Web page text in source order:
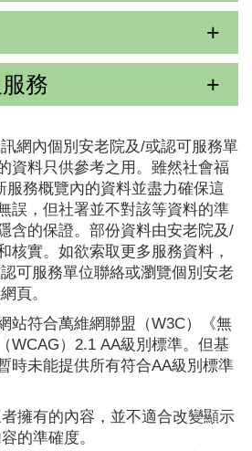
務
網內個別安老院及/或認可服務單
資料只供參考之用。雖然社會福
服務概覽內的資料並盡力確保這
誤，但社署並不對該等資料的準
含的保證。部份資料由安老院及/
核實。如欲索取更多服務資料，
可服務單位聯絡或瀏覽個別安老
頁。
站符合萬維網聯盟（W3C）《無
WCAG）2.1 AA級別標準。但基
時未能提供所有符合AA級別標準
擁有的內容，並不適合改變顯示
的準確度。